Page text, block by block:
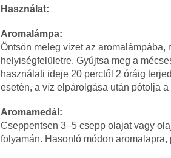
Használat:
Aromalámpa:
Öntsön meleg vizet az
helyiségfelületre. Gyújtsa meg a
használati ideje 20 perctől 2 óráig
esetén, a víz elpárolgása után pótolja a
Aromamedál:
Cseppentsen 3–5 csepp olajat vagy
folyamán. Hasonló módon